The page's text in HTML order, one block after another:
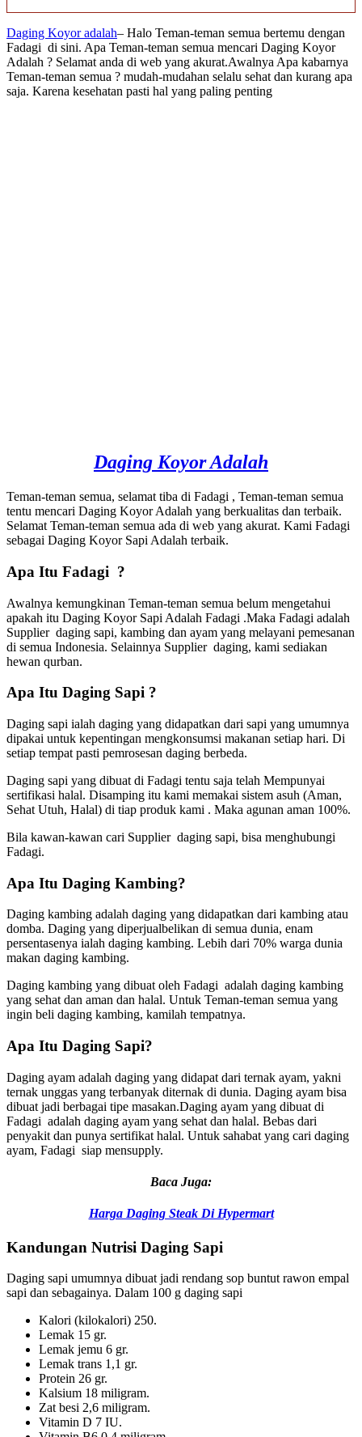
Daging Koyor adalah– Halo Teman-teman semua bertemu dengan
Fadagi di sini. Apa Teman-teman semua mencari Daging Koyor
Adalah ? Selamat anda di web yang akurat.Awalnya Apa kabarnya
Teman-teman semua ? mudah-mudahan selalu sehat dan kurang apa
saja. Karena kesehatan pasti hal yang paling penting
Daging Koyor Adalah
Teman-teman semua, selamat tiba di Fadagi , Teman-teman semua
tentu mencari Daging Koyor Adalah yang berkualitas dan terbaik.
Selamat Teman-teman semua ada di web yang akurat. Kami Fadagi
sebagai Daging Koyor Sapi Adalah terbaik.
Apa Itu Fadagi ?
Awalnya kemungkinan Teman-teman semua belum mengetahui
apakah itu Daging Koyor Sapi Adalah Fadagi .Maka Fadagi adalah
Supplier daging sapi, kambing dan ayam yang melayani pemesanan
di semua Indonesia. Selainnya Supplier daging, kami sediakan
hewan qurban.
Apa Itu Daging Sapi ?
Daging sapi ialah daging yang didapatkan dari sapi yang umumnya
dipakai untuk kepentingan mengkonsumsi makanan setiap hari. Di
setiap tempat pasti pemrosesan daging berbeda.
Daging sapi yang dibuat di Fadagi tentu saja telah Mempunyai
sertifikasi halal. Disamping itu kami memakai sistem asuh (Aman,
Sehat Utuh, Halal) di tiap produk kami . Maka agunan aman 100%.
Bila kawan-kawan cari Supplier daging sapi, bisa menghubungi
Fadagi.
Apa Itu Daging Kambing?
Daging kambing adalah daging yang didapatkan dari kambing atau
domba. Daging yang diperjualbelikan di semua dunia, enam
persentasenya ialah daging kambing. Lebih dari 70% warga dunia
makan daging kambing.
Daging kambing yang dibuat oleh Fadagi adalah daging kambing
yang sehat dan aman dan halal. Untuk Teman-teman semua yang
ingin beli daging kambing, kamilah tempatnya.
Apa Itu Daging Sapi?
Daging ayam adalah daging yang didapat dari ternak ayam, yakni
ternak unggas yang terbanyak diternak di dunia. Daging ayam bisa
dibuat jadi berbagai tipe masakan.Daging ayam yang dibuat di
Fadagi adalah daging ayam yang sehat dan halal. Bebas dari
penyakit dan punya sertifikat halal. Untuk sahabat yang cari daging
ayam, Fadagi siap mensupply.
Baca Juga:
Harga Daging Steak Di Hypermart
Kandungan Nutrisi Daging Sapi
Daging sapi umumnya dibuat jadi rendang sop buntut rawon empal
sapi dan sebagainya. Dalam 100 g daging sapi
Kalori (kilokalori) 250.
Lemak 15 gr.
Lemak jemu 6 gr.
Lemak trans 1,1 gr.
Protein 26 gr.
Kalsium 18 miligram.
Zat besi 2,6 miligram.
Vitamin D 7 IU.